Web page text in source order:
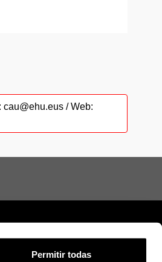
Permitir todas
/ Web: